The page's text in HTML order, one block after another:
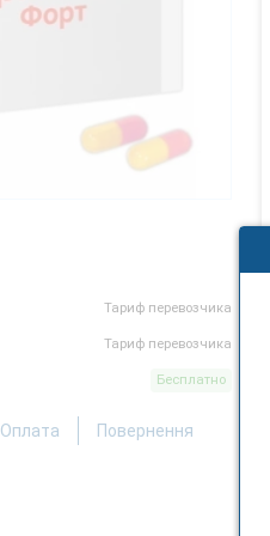
Тариф перевозчика
Тариф перевозчика
Бесплатно
Оплата Повернення